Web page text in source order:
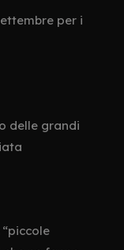
per i
delle grandi